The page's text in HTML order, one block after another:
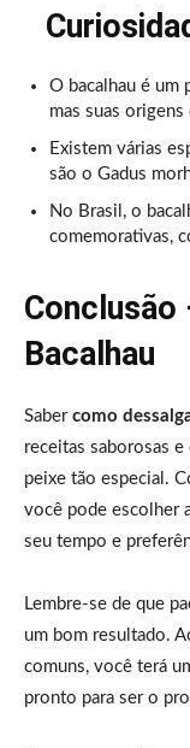
O bacalhau é um
mas suas
Existem várias
são o Gadus
No Brasil, o
comemorativas,
Conclusão
Bacalhau
Saber como
receitas saborosas
peixe tão especial.
você pode escolher
seu tempo e
Lembre-se de que
um bom resultado.
comuns, você terá
pronto para ser o